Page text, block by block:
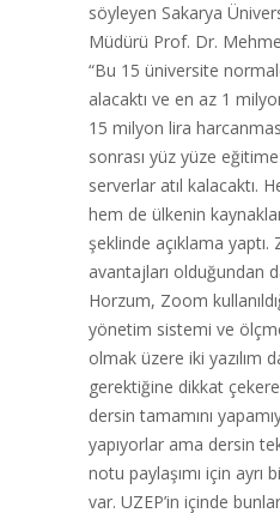
söyleyen Sakarya
Müdürü Prof. Dr.
“Bu 15 üniversite
alacaktı ve en az 1
15 milyon lira
sonrası yüz yüze
serverlar atıl kalacaktı.
hem de ülkenin
şeklinde açıklama
avantajları olduğundan
Horzum, Zoom
yönetim sistemi ve
olmak üzere iki yazılım
gerektiğine dikkat
dersin tamamını
yapıyorlar ama dersin
notu paylaşımı için ayrı
var. UZEP’in içinde